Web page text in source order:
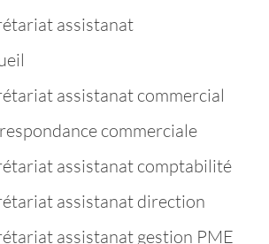
assistanat
assistanat commercial
commerciale
assistanat comptabilité
assistanat direction
assistanat gestion PME